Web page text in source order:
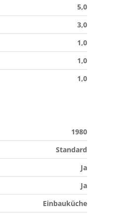
5,0
3,0
1,0
1,0
1,0
1980
Standard
Ja
Ja
Einbauküche